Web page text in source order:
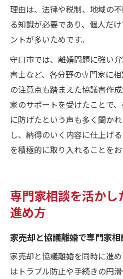
理由は、法律や税制、地域の
る知識が必要であり、個人だ
ントが多いためです。
守口市では、離婚問題に強い
書士など、各分野の専門家に
の注意点も踏まえた協議書作
家のサポートを受けたことで
に防げたという声も多く聞か
し、納得のいく内容に仕上げ
を積極的に取り入れることをお
専門家相談を活か
進め方
家売却と協議離婚で専門家
家売却と協議離婚を同時に進
はトラブル防止や手続きの円